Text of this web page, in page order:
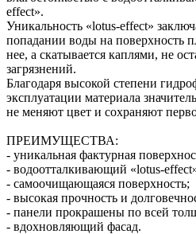
effect».
Уникальность «lotus-effect»
попадании воды на поверхность
нее, а скатывается каплями, не
загрязнений.
Благодаря высокой степени
эксплуатации материала
не меняют цвет и сохраняют
ПРЕИМУЩЕСТВА:
- уникальная фактурная
- водоотталкивающий «lotus-
- самоочищающаяся поверхность;
- высокая прочность и
- панели прокрашены по всей
- вдохновляющий фасад.